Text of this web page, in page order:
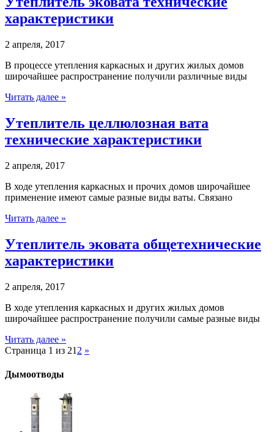
характеристики
2 апреля, 2017
В процессе утепления каркасных и других жилых домов
широчайшее распространение получили различные виды
Читать далее »
Утеплитель целлюлозная вата
технические характеристики
2 апреля, 2017
В ходе утепления каркасных и прочих домов широчайшее
применение имеют самые разные виды ваты. Связано
Читать далее »
Утеплитель эковата общетехнические
характеристики
2 апреля, 2017
В ходе утепления каркасных и других жилых домов
широчайшее распространение получили самые разные виды
Читать далее »
Страница 1 из 21 2 »
Дымоотводы